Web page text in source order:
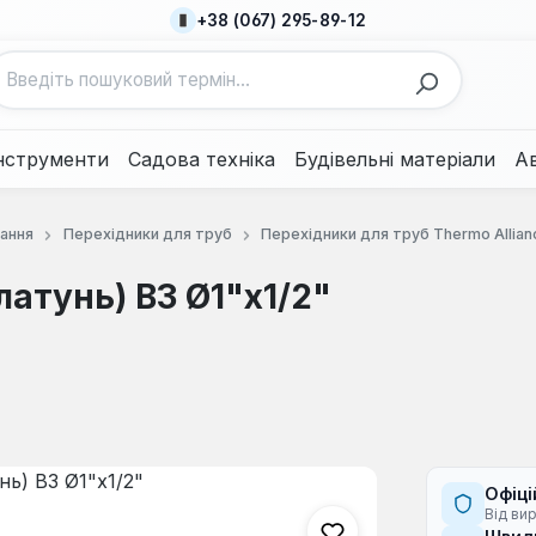
+38 (067) 295-89-12
Садова техніка Будівельні матеріали
Перехідники для труб Перехідники для труб Thermo
ВЗ Ø1"х1/2"
Від